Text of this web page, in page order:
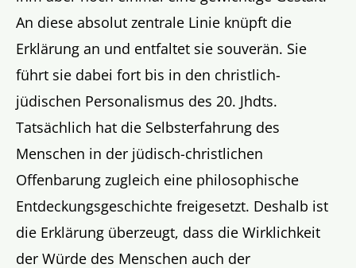
An diese absolut zentrale Linie knüpft die
Erklärung an und entfaltet sie souverän. Sie
führt sie dabei fort bis in den christlich-
jüdischen Personalismus des 20. Jhdts.
Tatsächlich hat die Selbsterfahrung des
Menschen in der jüdisch-christlichen
Offenbarung zugleich eine philosophische
Entdeckungsgeschichte freigesetzt. Deshalb ist
die Erklärung überzeugt, dass die Wirklichkeit
der Würde des Menschen auch der